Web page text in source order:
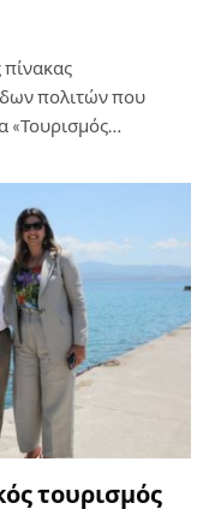
πίνακας
πολιτών που
«Τουρισμός…
τουρισμός